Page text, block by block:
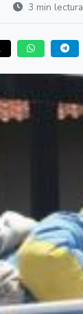
3 min lectura